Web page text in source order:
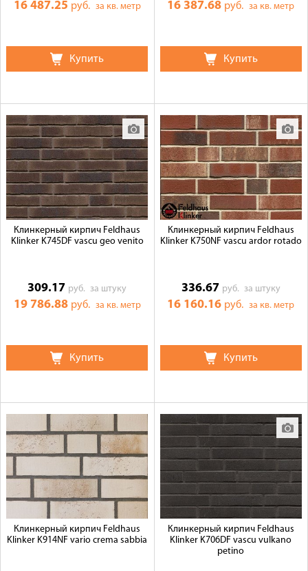
16 487.25 руб. за кв. метр
Купить
16 387.68 руб.за кв. метр
Купить
Клинкерный кирпич Feldhaus
Klinker K745DF vascu geo venito
309.17 руб.за штуку
19 786.88 руб. за кв. метр
Купить
Клинкерный кирпич Feldhaus
Klinker K750NF vascu ardor rotado
336.67 руб. за штуку
16 160.16 руб.за кв. метр
Купить
Клинкерный кирпич Feldhaus
Klinker K914NF vario crema sabbia
Клинкерный кирпич Feldhaus
Klinker K706DF vascu vulkano
petino